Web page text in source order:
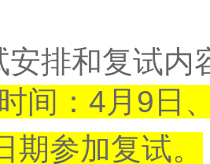
安排和复试内
间： 4月 9 日
期参加复试。